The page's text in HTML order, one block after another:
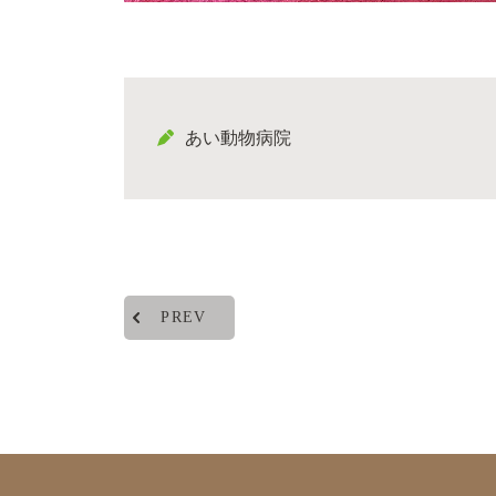
あい動物病院
PREV